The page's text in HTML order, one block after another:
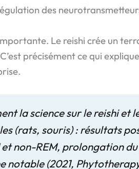
des
Le reishi crée un
précisément ce qui
la science sur le reishi et
(rats, souris) : résultats
et non-REM, prolongation
notable (2021,